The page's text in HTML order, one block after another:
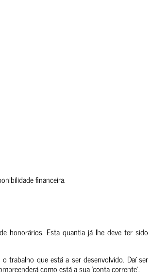
financeira.
honorários. Esta quantia já lhe deve ter sido
trabalho que está a ser desenvolvido. Daí ser
como está a sua ‘conta corrente’.